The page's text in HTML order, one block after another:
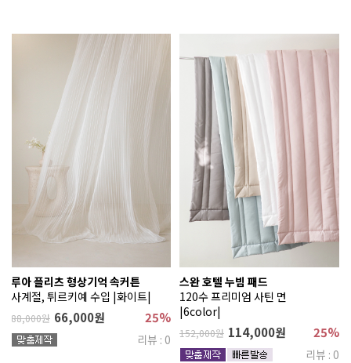
루아 플리츠 형상기억 속커튼
사계절, 튀르키예 수입 |화이트|
88,000원 66,000원 25%
리뷰 : 0
스완 호텔 누빔 패드
120수 프리미엄 사틴 면
|6color|
152,000원 114,000원 25%
리뷰 : 0